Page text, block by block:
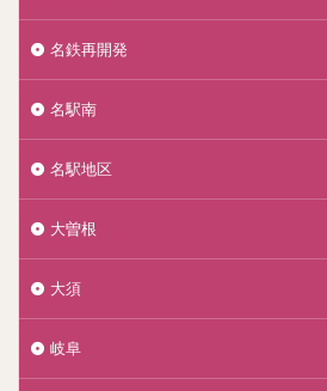
名鉄再開発
名駅南
名駅地区
大曽根
大須
岐阜